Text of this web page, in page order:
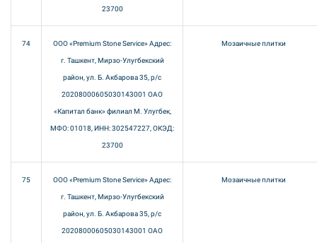
23700
74 ООО «Premium Stone Service» Адрес:
г. Ташкент, Мирзо-Улугбекский
район, ул. Б. Акбарова 35, р/с
20208000605030143001 ОАО
«Капитал банк» филиал М. Улугбек,
МФО: 01018, ИНН: 302547227, ОКЭД:
23700
Мозаичные плитки
75 ООО «Premium Stone Service» Адрес:
г. Ташкент, Мирзо-Улугбекский
район, ул. Б. Акбарова 35, р/с
20208000605030143001 ОАО
Мозаичные плитки